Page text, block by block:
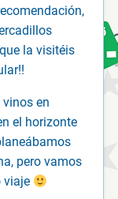
la visitéis
en
el horizonte
pero vamos
viaje